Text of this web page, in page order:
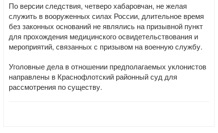
По версии следствия, четверо хабаровчан, не желая
служить в вооруженных силах России, длительное время
без законных оснований не являлись на призывной пункт
для прохождения медицинского освидетельствования и
мероприятий, связанных с призывом на военную службу.
Уголовные дела в отношении предполагаемых уклонистов
направлены в Краснофлотский районный суд для
рассмотрения по существу.